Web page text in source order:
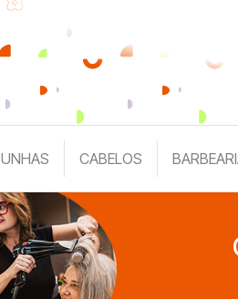
UNHAS CABELOS